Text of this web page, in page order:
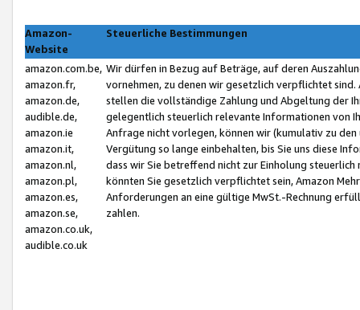
Amazon-
Website
Steuerliche Bestimmungen
amazon.com.be,
amazon.fr,
amazon.de,
audible.de,
amazon.ie
amazon.it,
amazon.nl,
amazon.pl,
amazon.es,
amazon.se,
amazon.co.uk,
audible.co.uk
Wir dürfen in Bezug auf Beträge, auf deren
vornehmen, zu denen wir gesetzlich verpflichtet
stellen die vollständige Zahlung und Abgeltung der
gelegentlich steuerlich relevante Informationen von
Anfrage nicht vorlegen, können wir (kumulativ zu
Vergütung so lange einbehalten, bis Sie uns diese
dass wir Sie betreffend nicht zur Einholung
könnten Sie gesetzlich verpflichtet sein, Amazon
Anforderungen an eine gültige MwSt.-Rechnung
zahlen.